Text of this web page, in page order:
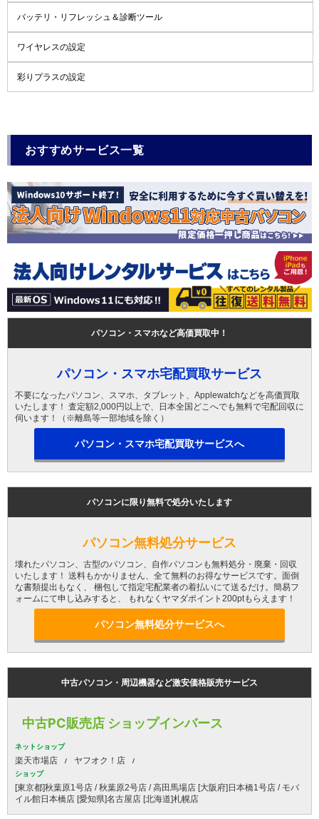
バッテリ・リフレッシュ＆診断ツール
ワイヤレスの設定
彩りプラスの設定
おすすめサービス一覧
パソコン・スマホなど高価買取中！
パソコン・スマホ宅配買取サービス
不要になったパソコン、スマホ、タブレット、Applewatchなどを高価買取
いたします！ 査定額2,000円以上で、日本全国どこへでも無料で宅配回収に
伺います！（※離島等一部地域を除く）
パソコン・スマホ宅配買取サービスへ
パソコンに限り無料で処分いたします
パソコン無料処分サービス
壊れたパソコン、古型のパソコン、自作パソコンも無料処分・廃棄・回収
いたします！ 送料もかかりません、全て無料のお得なサービスです。面倒
な書類提出もなく、 梱包して指定宅配業者の着払いにて送るだけ。簡易フ
ォームにて申し込みすると、 もれなくヤマダポイント200ptもらえます！
パソコン無料処分サービスへ
中古パソコン・周辺機器など激安価格販売サービス
中古PC販売店 ショップインバース
ネットショップ
楽天市場店 ヤフオク！店
ショップ
[東京都]秋葉原1号店 / 秋葉原2号店 / 高田馬場店 [大阪府]日本橋1号店 / モバ
イル館日本橋店 [愛知県]名古屋店 [北海道]札幌店